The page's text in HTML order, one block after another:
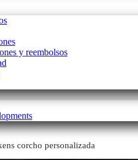
y reembolsos
corcho personalizada